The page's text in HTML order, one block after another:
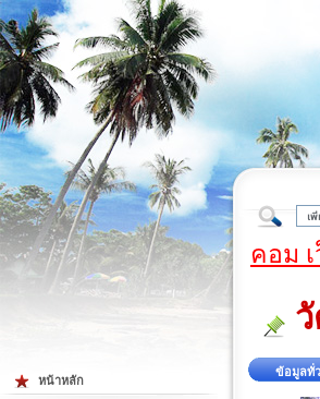
ต้
คอม
ข้อมูลทั่
หน้าหลัก